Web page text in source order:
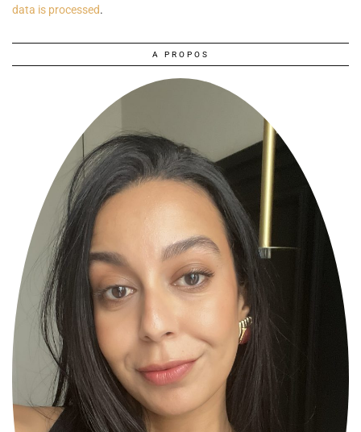
data is processed.
A PROPOS